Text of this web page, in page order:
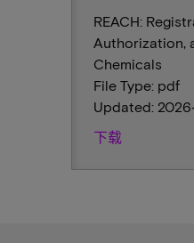
REACH:
Authorization,
Chemicals
File Type: pdf
Updated:
下载